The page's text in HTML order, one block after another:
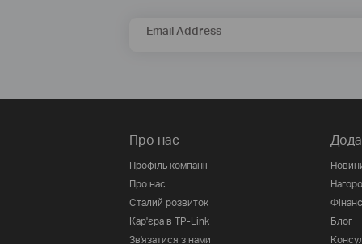
Email Address
Про нас
Профіль компанії
Про нас
Сталий розвиток
Кар'єра в TP-Link
Зв'язатися з нами
Блог